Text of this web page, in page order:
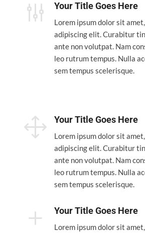
g Your Title Goes Here
Lorem ipsum dolor sit
adipiscing elit. Curabitur
ante non volutpat. Nam
leo rutrum tempus. Nulla
sem tempus scelerisque.
1 Your Title Goes Here
Lorem ipsum dolor sit
adipiscing elit. Curabitur
ante non volutpat. Nam
leo rutrum tempus. Nulla
sem tempus scelerisque.
L Your Title Goes Here
Lorem ipsum dolor sit